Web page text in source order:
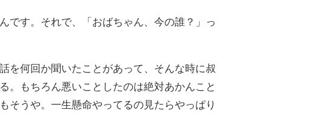
です。それで、「おばちゃん、今の誰？」っ
を何回か聞いたことがあって、そんな時に叔
。もちろん悪いことしたのは絶対あかんこと
そうや。一生懸命やってるの見たらやっぱり